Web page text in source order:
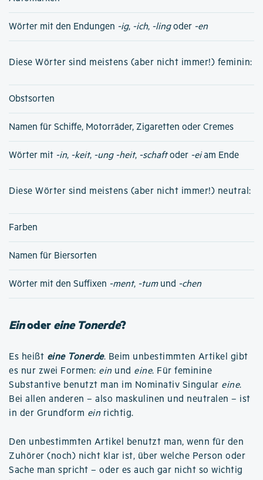
Wörter mit den Endungen -ig, -ich, -lingoder -en
Diese Wörter sind meistens (aber nicht immer!) feminin:
Obstsorten
Namen für Schiffe, Motorräder, Zigaretten oder Cremes
Wörter mit -in, -keit, -ung -heit, -schaftoder -eiam Ende
Diese Wörter sind meistens (aber nicht immer!) neutral:
Farben
Namen für Biersorten
Wörter mit den Suffixen -ment, -tumund -chen
Einodereine Tonerde?
Es heißt eine Tonerde. Beim unbestimmten Artikel gibt
es nur zwei Formen: ein und eine. Für feminine
Substantive benutzt man im Nominativ Singular eine.
Bei allen anderen – also maskulinen und neutralen – ist
in der Grundform ein richtig.
Den unbestimmten Artikel benutzt man, wenn für den
Zuhörer (noch) nicht klar ist, über welche Person oder
Sache man spricht – oder es auch gar nicht so wichtig